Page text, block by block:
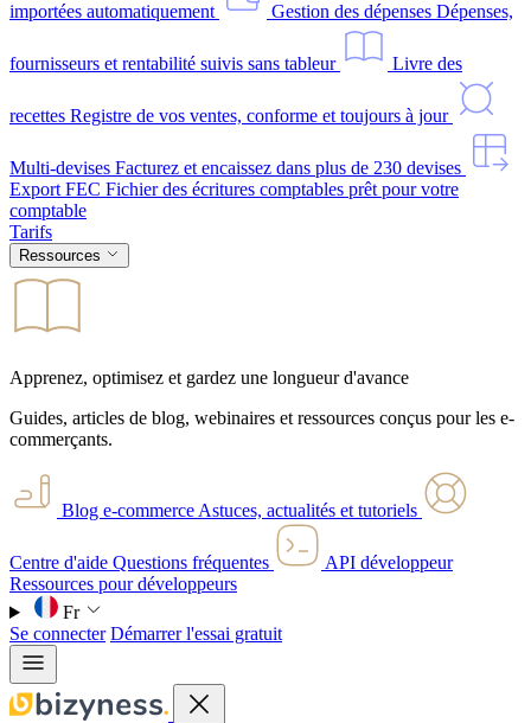
importées automatiquement Gestion des dépenses Dépenses,
fournisseurs et rentabilité suivis sans tableur Livre des
recettes Registre de vos ventes, conforme et toujours à jour
Multi-devises Facturez et encaissez dans plus de 230 devises
Export FEC Fichier des écritures comptables prêt pour votre
comptable
Tarifs
Ressources
Apprenez, optimisez et gardez une longueur d'avance
Guides, articles de blog, webinaires et ressources conçus pour les e-
commerçants.
Blog e-commerce Astuces, actualités et tutoriels
Centre d'aide Questions fréquentes
API développeur
Ressources pour développeurs
Fr
Se connecter Démarrer l'essai gratuit